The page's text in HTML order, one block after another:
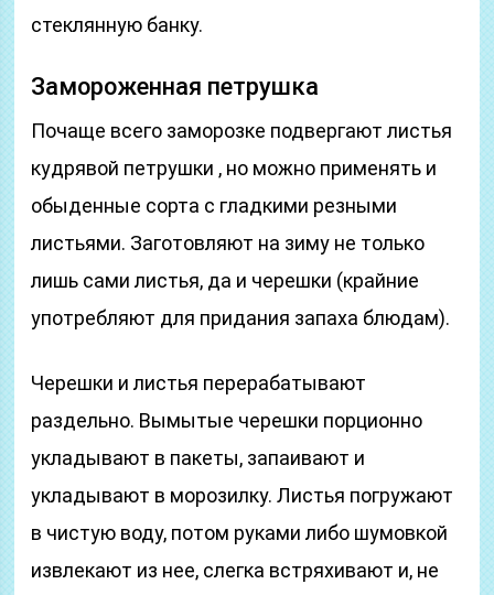
стеклянную банку.
Замороженная петрушка
Почаще всего заморозке подвергают листья
кудрявой петрушки , но можно применять и
обыденные сорта с гладкими резными
листьями. Заготовляют на зиму не только
лишь сами листья, да и черешки (крайние
употребляют для придания запаха блюдам).
Черешки и листья перерабатывают
раздельно. Вымытые черешки порционно
укладывают в пакеты, запаивают и
укладывают в морозилку. Листья погружают
в чистую воду, потом руками либо шумовкой
извлекают из нее, слегка встряхивают и, не